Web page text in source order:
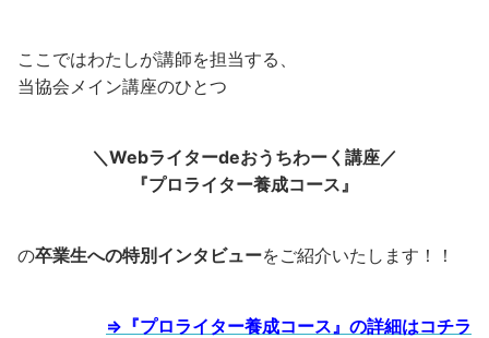
ここではわたしが講師を担当する、
当協会メイン講座のひとつ
＼Webライターdeおうちわーく講座／
『プロライター養成コース』
の卒業生への特別インタビューをご紹介いたします！！
⇒『プロライター養成コース』の詳細はコチラ